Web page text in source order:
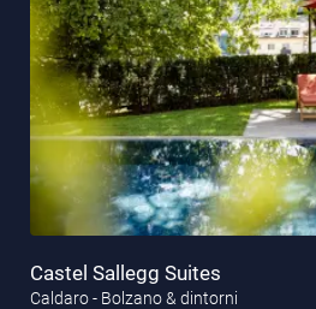
Castel Sallegg Suites
Caldaro - Bolzano & dintorni